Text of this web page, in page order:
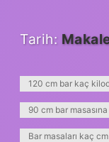
Tarih:
120 cm bar kaç
90 cm bar
Bar masaları kaç cm